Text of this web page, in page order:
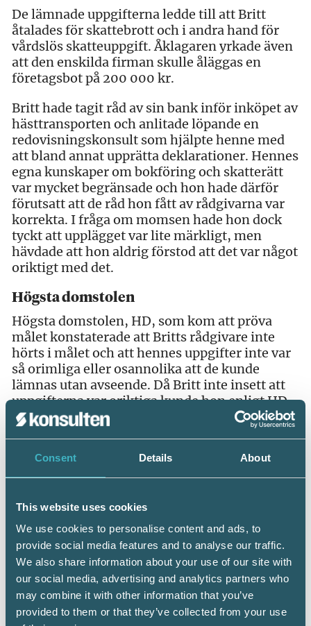
Consent Details About
This website uses cookies
We use cookies to personalise content and ads, to
provide social media features and to analyse our traffic.
We also share information about your use of our site with
our social media, advertising and analytics partners who
may combine it with other information that you’ve
provided to them or that they’ve collected from your use
De lämnade uppgifterna ledde till att Britt
åtalades för skattebrott och i andra hand för
vårdslös skatteuppgift. Åklagaren yrkade även
att den enskilda firman skulle åläggas en
företagsbot på 200 000 kr.
Britt hade tagit råd av sin bank inför inköpet av
hästtransporten och anlitade löpande en
redovisningskonsult som hjälpte henne med
att bland annat upprätta deklarationer. Hennes
egna kunskaper om bokföring och skatterätt
var mycket begränsade och hon hade därför
förutsatt att de råd hon fått av rådgivarna var
korrekta. I fråga om momsen hade hon dock
tyckt att upplägget var lite märkligt, men
hävdade att hon aldrig förstod att det var något
oriktigt med det.
Högsta domstolen
Högsta domstolen, HD, som kom att pröva
målet konstaterade att Britts rådgivare inte
hörts i målet och att hennes uppgifter inte var
så orimliga eller osannolika att de kunde
lämnas utan avseende. Då Britt inte insett att
uppgifterna var oriktiga kunde hon enligt HD
inte dömas för skattebrott.
utredningen i målet gav inget stöd för att hon
varit grovt oaktsam. Britt kunde därför inte
Därmed ogillades även yrkandet om
företagsbot.
Dom 2018-10-29, mål nr B 5612-17